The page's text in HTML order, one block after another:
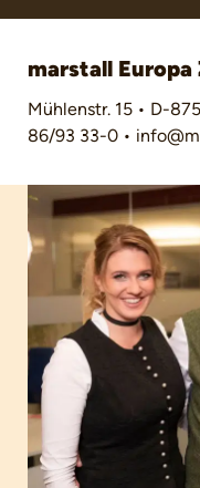
marstall Europa
Mühlenstr. 15 • D-
86/93 33-0 •